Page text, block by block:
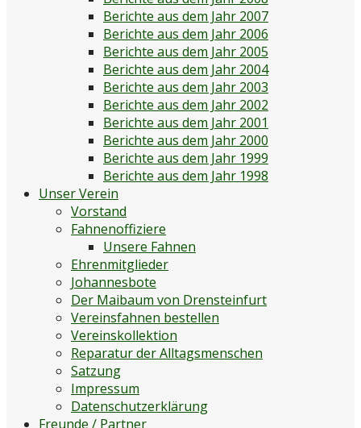
Berichte aus dem Jahr 2007
Berichte aus dem Jahr 2006
Berichte aus dem Jahr 2005
Berichte aus dem Jahr 2004
Berichte aus dem Jahr 2003
Berichte aus dem Jahr 2002
Berichte aus dem Jahr 2001
Berichte aus dem Jahr 2000
Berichte aus dem Jahr 1999
Berichte aus dem Jahr 1998
Unser Verein
Vorstand
Fahnenoffiziere
Unsere Fahnen
Ehrenmitglieder
Johannesbote
Der Maibaum von Drensteinfurt
Vereinsfahnen bestellen
Vereinskollektion
Reparatur der Alltagsmenschen
Satzung
Impressum
Datenschutzerklärung
Freunde / Partner